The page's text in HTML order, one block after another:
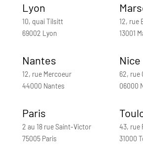
Lyon
10, quai Tilsitt
69002 Lyon
12, rue
13001
Nantes
12, rue Mercoeur
44000 Nantes
Nice
62, rue
06000
Paris
2 au 18 rue Saint-Victor
75005 Paris
43, rue
31000